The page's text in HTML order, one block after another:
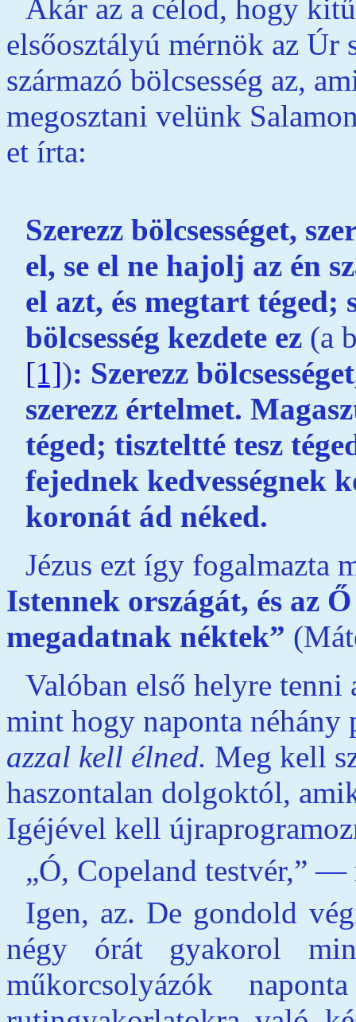
Akár az a célod, hogy
elsőosztályú mérnök az Úr
származó bölcsesség az,
megosztani velünk
et írta:
Szerezz bölcsességet,
el, se el ne hajolj az én
el azt, és megtart téged;
bölcsesség kezdete ez (a
[1]): Szerezz
szerezz értelmet.
téged; tiszteltté tesz
fejednek kedvességnek
koronát ád néked.
Jézus ezt így fogalmazta
Istennek országát, és az
megadatnak néktek”
Valóban első helyre tenni
mint hogy naponta néhány
azzal kell élned. Meg kell
haszontalan dolgoktól,
Igéjével kell
„Ó, Copeland testvér,”
Igen, az. De gondold
négy órát gyakorol
műkorcsolyázók